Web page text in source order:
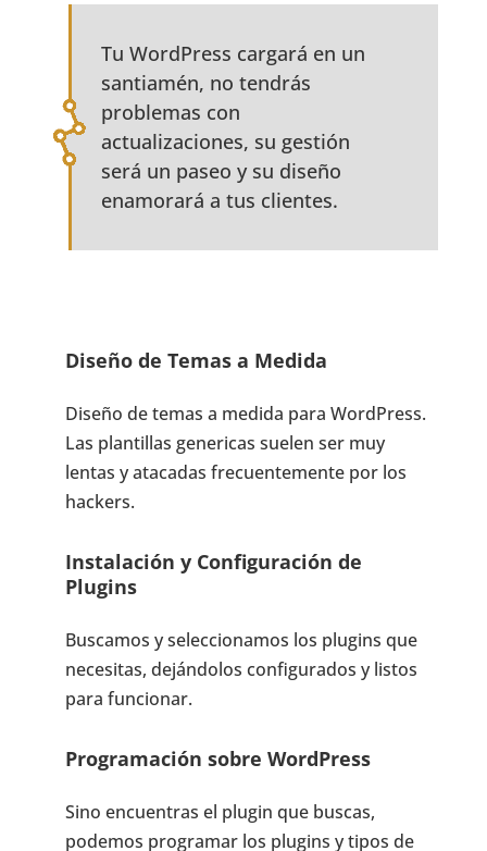
Tu WordPress cargará en un
santiamén, no tendrás
problemas con
actualizaciones, su gestión
será un paseo y su diseño
enamorará a tus clientes.
Diseño de Temas a Medida
Diseño de temas a medida para WordPress.
Las plantillas genericas suelen ser muy
lentas y atacadas frecuentemente por los
hackers.
Instalación y Configuración de
Plugins
Buscamos y seleccionamos los plugins que
necesitas, dejándolos configurados y listos
para funcionar.
Programación sobre WordPress
Sino encuentras el plugin que buscas,
podemos programar los plugins y tipos de